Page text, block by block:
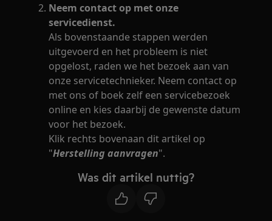
Neem contact op met onze
servicedienst.
Als bovenstaande stappen werden
uitgevoerd en het probleem is niet
opgelost, raden we het bezoek aan van
onze servicetechnieker. Neem contact op
met ons of boek zelf een servicebezoek
online en kies daarbij de gewenste datum
voor het bezoek.
Klik rechts bovenaan dit artikel op
"Herstelling aanvragen".
Was dit artikel nuttig?